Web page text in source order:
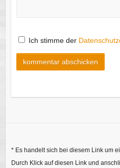
Ich stimme der
* Es handelt sich bei diesem Link um
Durch Klick auf diesen Link und